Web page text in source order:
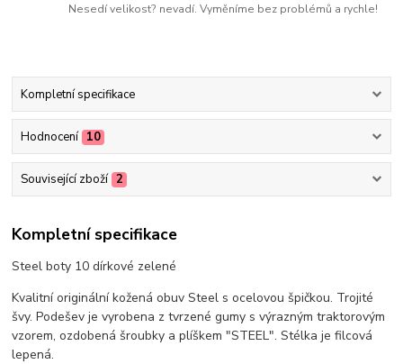
Nesedí velikost? nevadí. Vyměníme bez problémů a rychle!
Kompletní specifikace
Hodnocení 10
Související zboží 2
Kompletní specifikace
Steel boty 10 dírkové zelené
Kvalitní originální kožená obuv Steel s ocelovou špičkou. Trojité
švy. Podešev je vyrobena z tvrzené gumy s výrazným traktorovým
vzorem, ozdobená šroubky a plíškem "STEEL". Stélka je filcová
lepená.